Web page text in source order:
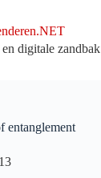
digitale zandbak
entanglement